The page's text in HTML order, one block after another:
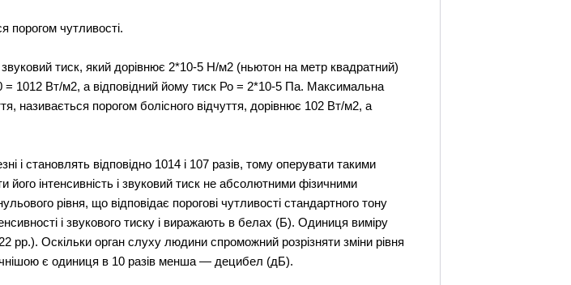
порогом чутливості.
звуковий тиск, який дорівнює 2*10-5 Н/м2 (ньютон на метр квадратний)
= 1012 Вт/м2, а відповідний йому тиск Ро = 2*10-5 Па. Максимальна
називається порогом болісного відчуття, дорівнює 102 Вт/м2, а
і становлять відповідно 1014 і 107 разів, тому оперувати такими
інтенсивність і звуковий тиск не абсолютними фізичними
рівня, що відповідає порогові чутливості стандартного тону
і звукового тиску і виражають в белах (Б). Одиниця виміру
Оскільки орган слуху людини спроможний розрізняти зміни рівня
є одиниця в 10 разів менша — децибел (дБ).